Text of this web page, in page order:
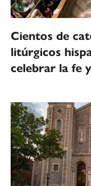
Cientos de
litúrgicos
celebrar la fe